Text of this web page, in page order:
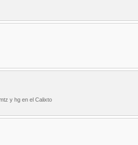
y hg en el Calixto